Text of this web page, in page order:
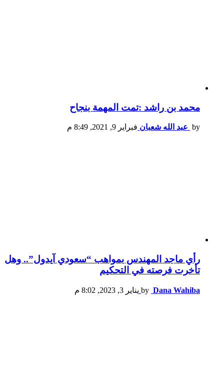
محمد بن راشد :تمت المهمة بنجاح
by عبد الله شعبان فبراير 9, 2021, 8:49 م
رأي ماجد المهندس بمواهب “سعودي آيدول”.. وهل
تأخرت فرصته في التحكيم
by Dana Wahiba يناير 3, 2023, 8:02 م